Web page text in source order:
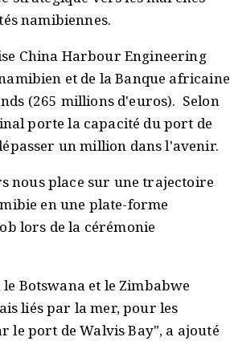
namibiennes.
China Harbour Engineering
et de la Banque africaine
(265 millions d'euros). Selon
porte la capacité du port de
un million dans l'avenir.
nous place sur une trajectoire
en une plate-forme
lors de la cérémonie
Botswana et le Zimbabwe
liés par la mer, pour les
port de Walvis Bay", a ajouté